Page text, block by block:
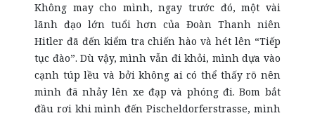
Không may cho mình, ngay trước đó, một vài
lãnh đạo lớn tuổi hơn của Đoàn Thanh niên
Hitler đã đến kiểm tra chiến hào và hét lên “Tiếp
tục đào”. Dù vậy, mình vẫn đi khỏi, mình dựa vào
cạnh túp lều và bởi không ai có thể thấy rõ nên
mình đã nhảy lên xe đạp và phóng đi. Bom bắt
đầu rơi khi mình đến Pischeldorferstrasse, mình